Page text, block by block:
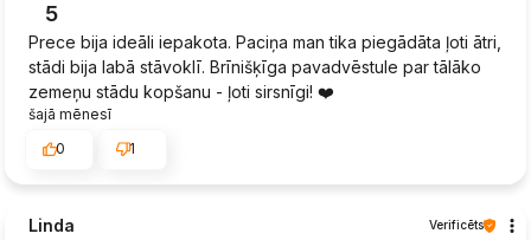
5
Prece bija ideāli iepakota. Paciņa man tika piegādāta ļoti ātri,
stādi bija labā stāvoklī. Brīnišķīga pavadvēstule par tālāko
zemeņu stādu kopšanu - ļoti sirsnīgi! ❤️
šajā mēnesī
0
1
Linda Verificēts